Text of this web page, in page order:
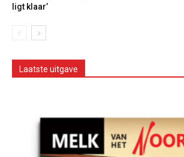
ligt klaar’
Laatste uitgave